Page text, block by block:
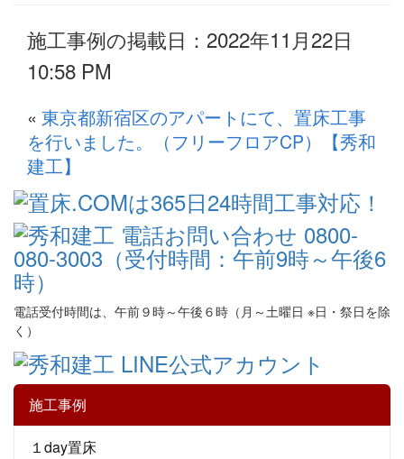
施工事例の掲載日：2022年11月22日
10:58 PM
« 東京都新宿区のアパートにて、置床工事
を行いました。（フリーフロアCP）【秀和
建工】
電話受付時間は、午前９時～午後６時（月～土曜日 ※日・祭日を除
く）
施工事例
１day置床